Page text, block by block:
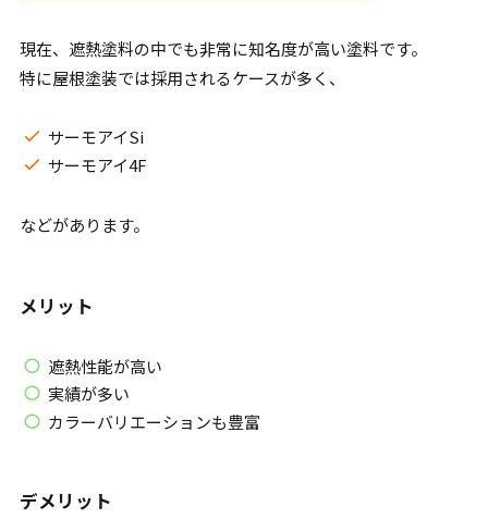
現在、遮熱塗料の中でも非常に知名度が高い塗料です。
特に屋根塗装では採用されるケースが多く、
サーモアイSi
サーモアイ4F
などがあります。
メリット
遮熱性能が高い
実績が多い
カラーバリエーションも豊富
デメリット